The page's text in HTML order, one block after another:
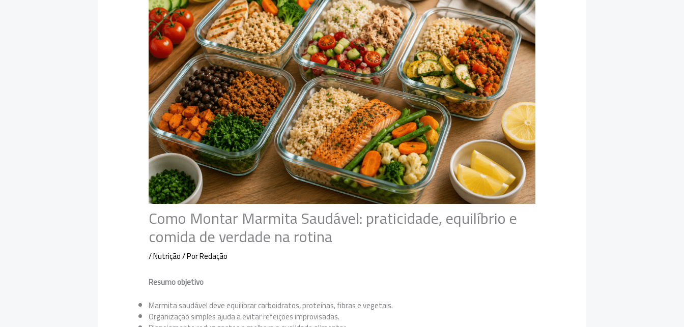
Como Montar Marmita Saudável: praticidade, equilíbrio e
comida de verdade na rotina
/Nutrição/ PorRedação
Resumo objetivo
Marmita saudável deve equilibrar carboidratos, proteínas, fibras e vegetais.
Organização simples ajuda a evitar refeições improvisadas.